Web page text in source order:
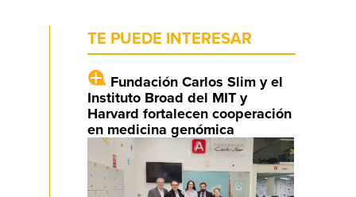
TE PUEDE INTERESAR
Fundación Carlos Slim y el
Instituto Broad del MIT y
Harvard fortalecen cooperación
en medicina genómica